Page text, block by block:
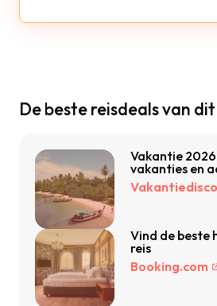
De beste reisdeals van
Vakantie
vakanties en
Vind de beste
reis
Booking.com